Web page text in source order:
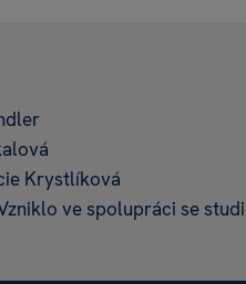
Krystlíková
ve spolupráci se